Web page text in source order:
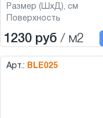
Размер (ШхД), см
Поверхность
1230 руб / м2
Арт.: BLE025